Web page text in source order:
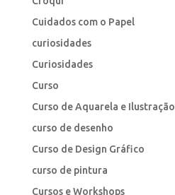
Cuidados com o Papel
curiosidades
Curiosidades
Curso
Curso de Aquarela e Ilustração
curso de desenho
Curso de Design Gráfico
curso de pintura
Cursos e Workshops